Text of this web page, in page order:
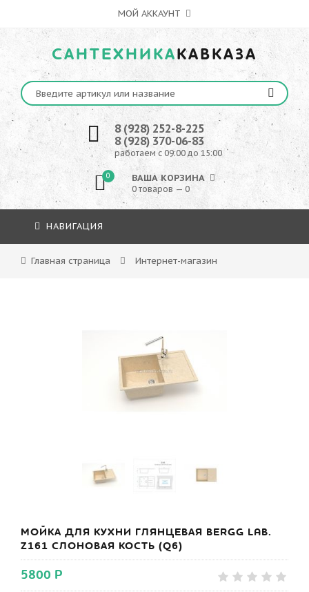
МОЙ АККАУНТ
САНТЕХНИКАКАВКАЗА
8 (928) 252-8-225
8 (928) 370-06-83
работаем с 09:00 до 15:00
0 ВАША КОРЗИНА
0 товаров — 0
НАВИГАЦИЯ
Главная страница Интернет-магазин
МОЙКА ДЛЯ КУХНИ ГЛЯНЦЕВАЯ BERGG LAB.
Z161 СЛОНОВАЯ КОСТЬ (Q6)
5800 Р